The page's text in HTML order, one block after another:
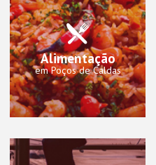
Alimentação
em Poços de Caldas